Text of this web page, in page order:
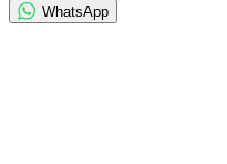
WhatsApp